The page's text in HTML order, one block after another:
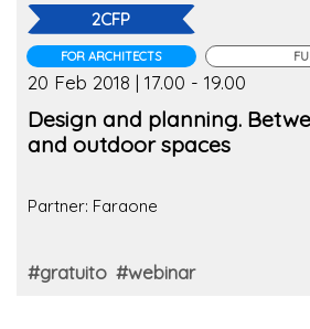
2CFP
FOR ARCHITECTS
20 Feb 2018 | 17.00 - 19.00
Design and planning.
and outdoor spaces
Partner: Faraone
#gratuito #webinar